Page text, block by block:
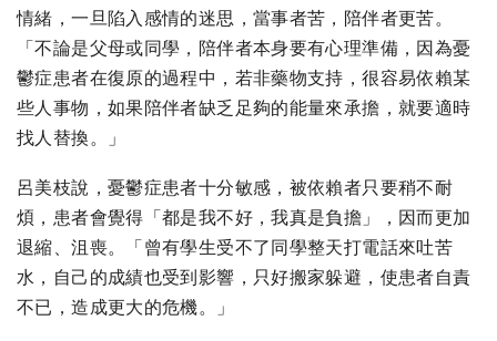
情緒，一旦陷入感情的迷思，當事者苦，陪伴者更苦。
「不論是父母或同學，陪伴者本身要有心理準備，因為憂
鬱症患者在復原的過程中，若非藥物支持，很容易依賴某
些人事物，如果陪伴者缺乏足夠的能量來承擔，就要適時
找人替換。」
呂美枝說，憂鬱症患者十分敏感，被依賴者只要稍不耐
煩，患者會覺得「都是我不好，我真是負擔」，因而更加
退縮、沮喪。「曾有學生受不了同學整天打電話來吐苦
水，自己的成績也受到影響，只好搬家躲避，使患者自責
不已，造成更大的危機。」